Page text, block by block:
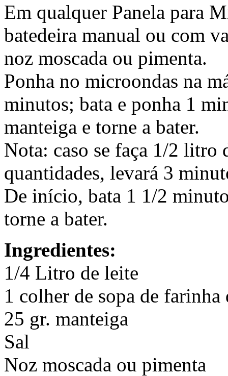
Em qualquer Panela para
batedeira manual ou com
noz moscada ou pimenta.
Ponha no microondas na
minutos; bata e ponha 1
manteiga e torne a bater.
Nota: caso se faça 1/2 litro
quantidades, levará 3
De início, bata 1 1/2
torne a bater.
Ingredientes:
1/4 Litro de leite
1 colher de sopa de
25 gr. manteiga
Sal
Noz moscada ou pimenta